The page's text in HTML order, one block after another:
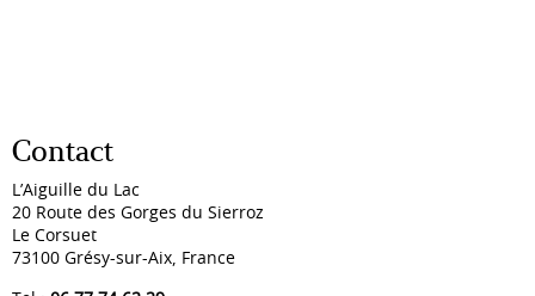
Contact
L’Aiguille du Lac
20 Route des Gorges du Sierroz
Le Corsuet
73100 Grésy-sur-Aix, France